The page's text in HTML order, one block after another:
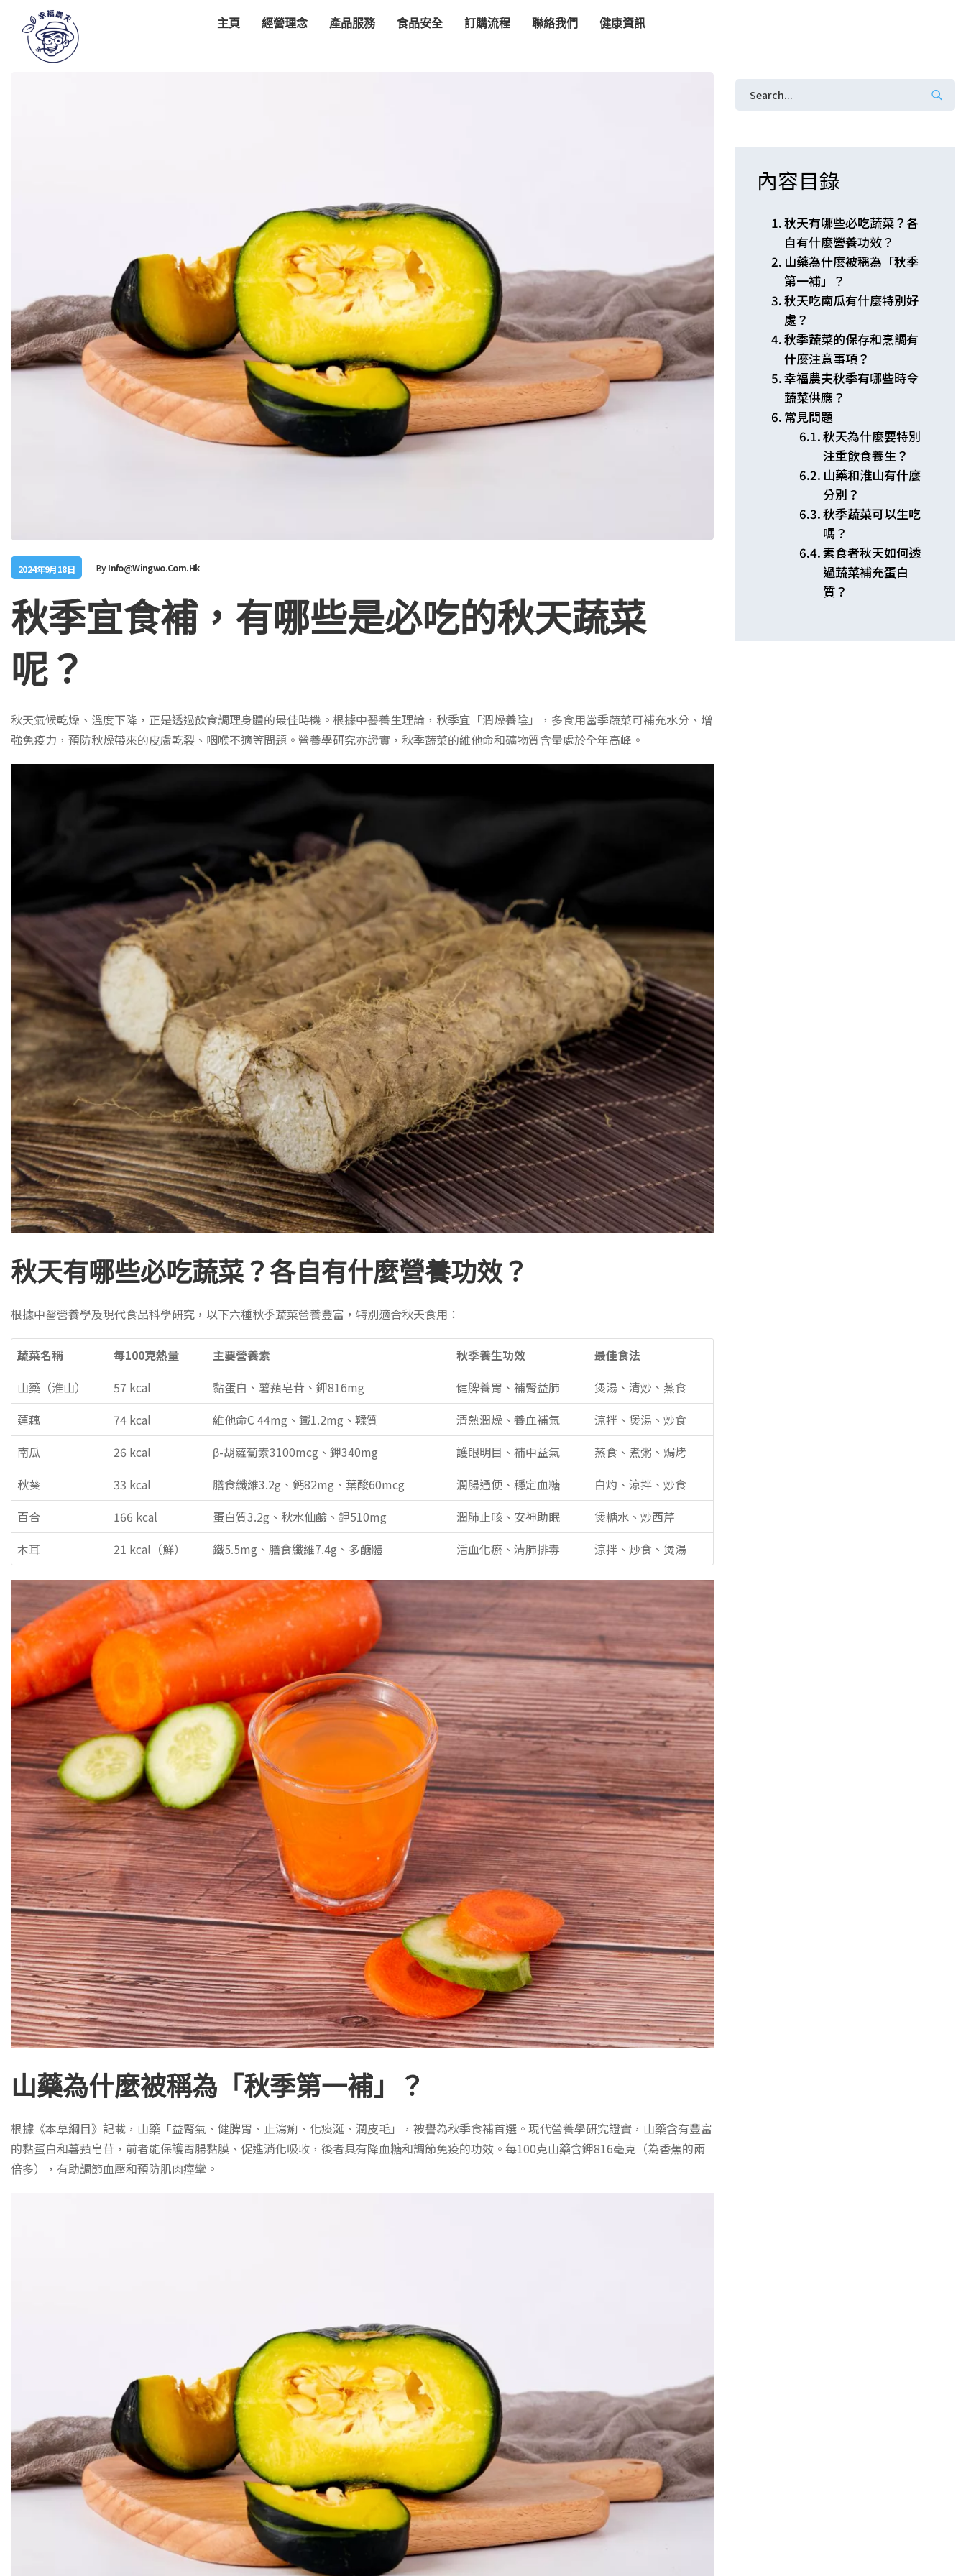
主頁 經營理念 產品服務 食品安全 訂購流程 聯絡我們 健康資訊
2024年9月18日 ByInfo@wingwo.com.hk
秋季宜食補，有哪些是必吃的秋天蔬菜
呢？
秋天氣候乾燥、溫度下降，正是透過飲食調理身體的最佳時機。根據中醫養生理論，秋季宜「潤燥養陰」，多食用當季蔬菜可補充水分、增
強免疫力，預防秋燥帶來的皮膚乾裂、咽喉不適等問題。營養學研究亦證實，秋季蔬菜的維他命和礦物質含量處於全年高峰。
秋天有哪些必吃蔬菜？各自有什麼營養功效？
根據中醫營養學及現代食品科學研究，以下六種秋季蔬菜營養豐富，特別適合秋天食用：
蔬菜名稱 每100克熱量 主要營養素 秋季養生功效
最佳食法
山藥（淮山）
57 kcal 黏蛋白、薯蕷皂苷、鉀816mg 健脾養胃、補腎益肺
煲湯、清炒、蒸食
蓮藕
74 kcal 維他命C 44mg、鐵1.2mg、鞣質 清熱潤燥、養血補氣
涼拌、煲湯、炒食
南瓜
26 kcal β-胡蘿蔔素3100mcg、鉀340mg 護眼明目、補中益氣
蒸食、煮粥、焗烤
秋葵
33 kcal 膳食纖維3.2g、鈣82mg、葉酸60mcg 潤腸通便、穩定血糖
白灼、涼拌、炒食
百合
166 kcal 蛋白質3.2g、秋水仙鹼、鉀510mg 潤肺止咳、安神助眠
煲糖水、炒西芹
木耳
21 kcal（鮮） 鐵5.5mg、膳食纖維7.4g、多醣體 活血化瘀、清肺排毒 涼拌、炒食、煲湯
山藥為什麼被稱為「秋季第一補」？
根據《本草綱目》記載，山藥「益腎氣、健脾胃、止瀉痢、化痰涎、潤皮毛」，被譽為秋季食補首選。現代營養學研究證實，山藥含有豐富
的黏蛋白和薯蕷皂苷，前者能保護胃腸黏膜、促進消化吸收，後者具有降血糖和調節免疫的功效。每100克山藥含鉀816毫克（為香蕉的兩
倍多），有助調節血壓和預防肌肉痙攣。
內容目錄
秋天有哪些必吃蔬菜？各
自有什麼營養功效？
山藥為什麼被稱為「秋季
第一補」？
秋天吃南瓜有什麼特別好
處？
秋季蔬菜的保存和烹調有
什麼注意事項？
幸福農夫秋季有哪些時令
蔬菜供應？
常見問題
秋天為什麼要特別
注重飲食養生？
山藥和淮山有什麼
分別？
秋季蔬菜可以生吃
嗎？
素食者秋天如何透
過蔬菜補充蛋白
質？